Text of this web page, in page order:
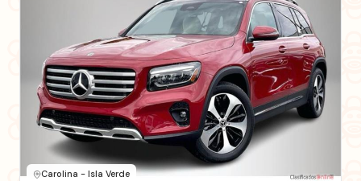
Carolina - Isla Verde